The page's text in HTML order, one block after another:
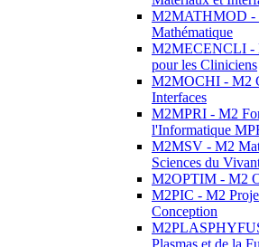
M2MATHMOD -
Mathématique
M2MECENCLI -
pour les Cliniciens
M2MOCHI - M2
Interfaces
M2MPRI - M2
l'Informatique
M2MSV - M2
Sciences du
M2OPTIM - M2
M2PIC - M2
Conception
Plasmas et de la